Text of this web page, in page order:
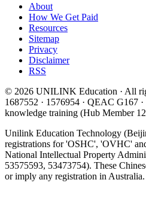
About
How We Get Paid
Resources
Sitemap
Privacy
Disclaimer
RSS
© 2026 UNILINK Education · All
1687552 · 1576954 · QEAC G167
knowledge training (Hub Member
Unilink Education Technology
registrations for 'OSHC', 'OVHC'
National Intellectual Property
53575593, 53473754). These
or imply any registration in Australia.